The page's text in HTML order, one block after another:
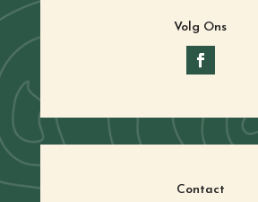
Volg Ons
Contact